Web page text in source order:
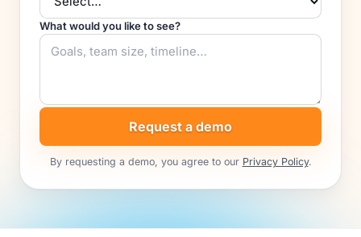
What would you like to see?
Request a demo
By requesting a demo, you agree to our Privacy Policy.